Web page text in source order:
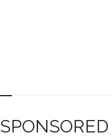
SPONSORED